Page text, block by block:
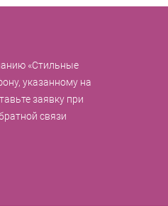
«Стильные
указанному на
заявку при
связи